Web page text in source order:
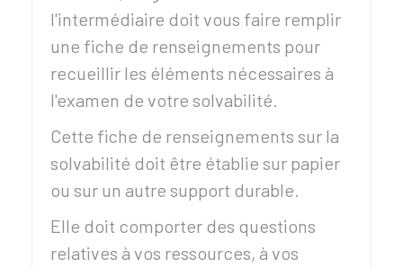
l'intermédiaire doit vous faire remplir
une fiche de renseignements pour
recueillir les éléments nécessaires à
l'examen de votre solvabilité.
Cette fiche de renseignements sur la
solvabilité doit être établie sur papier
ou sur un autre support durable.
Elle doit comporter des questions
relatives à vos ressources, à vos